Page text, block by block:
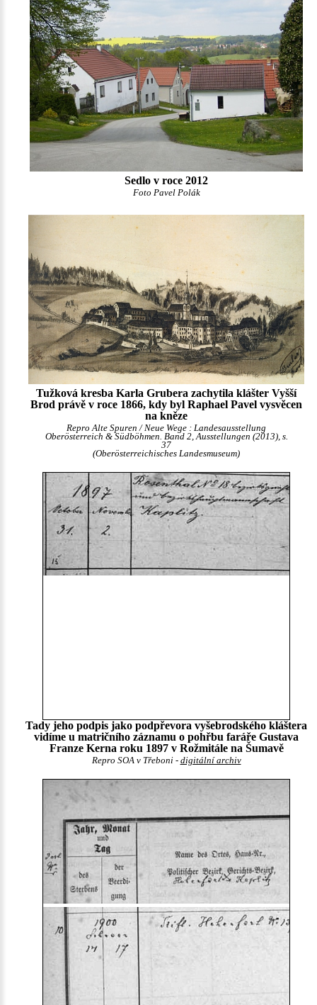
Sedlo v roce 2012
Foto Pavel Polák
Tužková kresba Karla Grubera zachytila klášter Vyšší
Brod právě v roce 1866, kdy byl Raphael Pavel vysvěcen
na kněze
Repro Alte Spuren / Neue Wege : Landesausstellung
Oberösterreich & Südböhmen. Band 2, Ausstellungen (2013), s.
37
(Oberösterreichisches Landesmuseum)
Tady jeho podpis jako podpřevora vyšebrodského kláštera
vidíme u matričního záznamu o pohřbu faráře Gustava
Franze Kerna roku 1897 v Rožmitále na Šumavě
Repro SOA v Třeboni - digitální archiv